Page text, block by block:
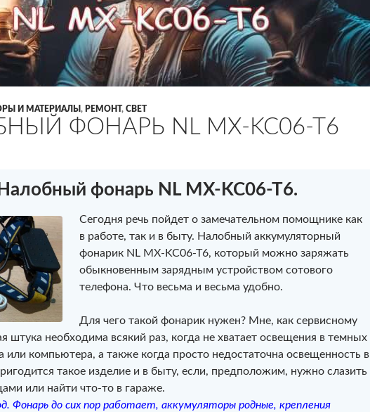
И МАТЕРИАЛЫ , РЕМОНТ, СВЕТ
ФОНАРЬ NL MX-KC06-T6
Налобный фонарь NL MX-KC06-T6.
Сегодня речь пойдет о замечательном помощнике как
в работе, так и в быту. Налобный аккумуляторный
фонарик NL MX-KC06-T6, который можно заряжать
обыкновенным зарядным устройством сотового
телефона. Что весьма и весьма удобно.
Для чего такой фонарик нужен? Мне, как сервисному
штука необходима всякий раз, когда не хватает освещения в темных
или компьютера, а также когда просто недостаточна освещенность в
такое изделие и в быту, если, предположим, нужно слазить
или найти что-то в гараже.
Фонарь до сих пор работает, аккумуляторы родные, крепления